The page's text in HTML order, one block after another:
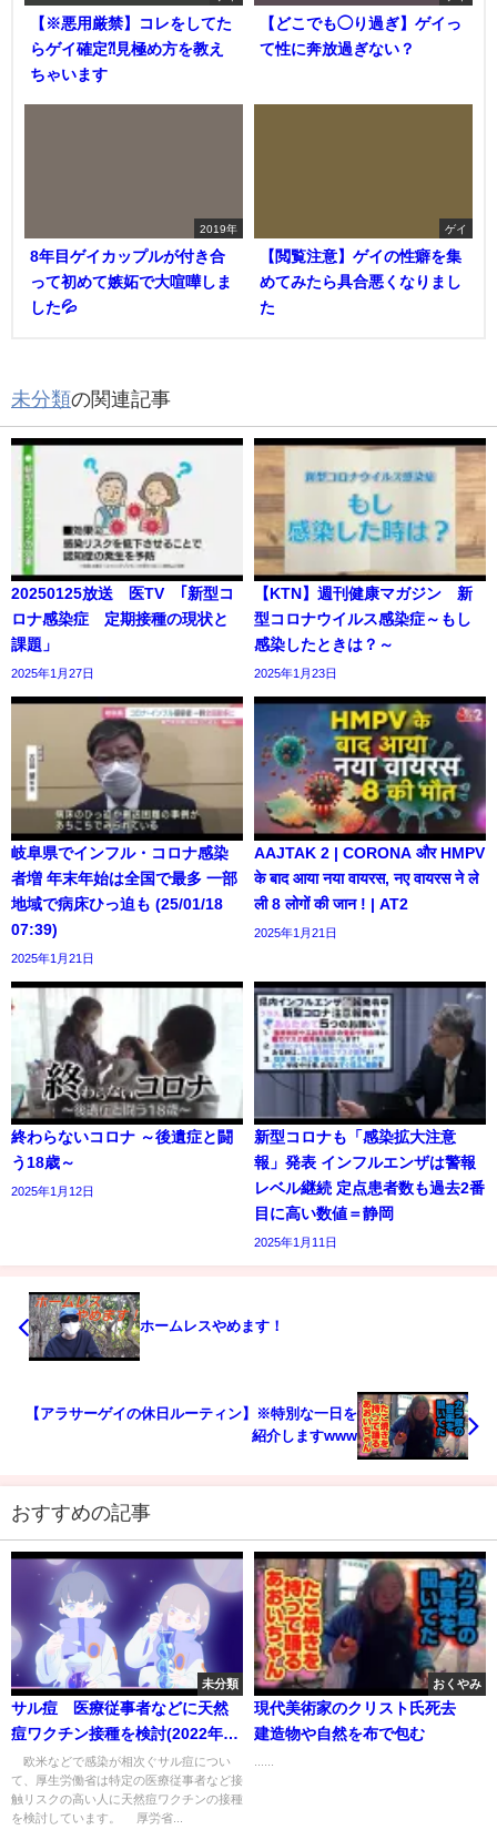
【※悪用厳禁】コレをしてた
らゲイ確定⁈見極め方を教え
ちゃいます
【どこでも◯り過ぎ】ゲイっ
て性に奔放過ぎない？
2019年
8年目ゲイカップルが付き合
って初めて嫉妬で大喧嘩しま
した💦
ゲイ
【閲覧注意】ゲイの性癖を集
めてみたら具合悪くなりまし
た
未分類の関連記事
20250125放送 医TV ｢新型コ
ロナ感染症 定期接種の現状と
課題」
2025年1月27日
【KTN】週刊健康マガジン 新
型コロナウイルス感染症～もし
感染したときは？～
2025年1月23日
岐阜県でインフル・コロナ感染
者増 年末年始は全国で最多 一部
地域で病床ひっ迫も (25/01/18
07:39)
2025年1月21日
AAJTAK 2 | CORONA और HMPV
के बाद आया नया वायरस, नए वायरस ने ले
ली 8 लोगों की जान ! | AT2
2025年1月21日
終わらないコロナ ～後遺症と闘
う18歳～
2025年1月12日
新型コロナも「感染拡大注意
報」発表 インフルエンザは警報
レベル継続 定点患者数も過去2番
目に高い数値＝静岡
2025年1月11日
ホームレスやめます！
【アラサーゲイの休日ルーティン】※特別な一日を
紹介しますwww
おすすめの記事
未分類
サル痘 医療従事者などに天然
痘ワクチン接種を検討(2022年6
月29日)
欧米などで感染が相次ぐサル痘につい
て、厚生労働省は特定の医療従事者など接
触リスクの高い人に天然痘ワクチンの接種
を検討しています。 厚労省...
おくやみ
現代美術家のクリスト氏死去
建造物や自然を布で包む